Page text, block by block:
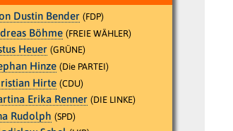
Dustin Bender (FDP)
Böhme (FREIE WÄHLER)
Heuer (GRÜNE)
Hinze (Die PARTEI)
Hirte (CDU)
Erika Renner (DIE LINKE)
Rudolph (SPD)